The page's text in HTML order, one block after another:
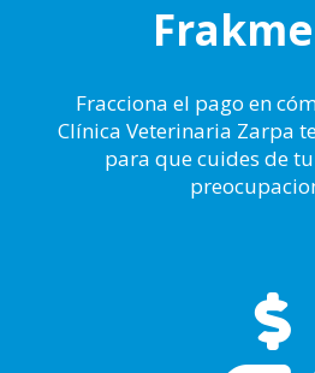
Fracciona el pago en
Clínica Veterinaria Zarpa
para que cuides de